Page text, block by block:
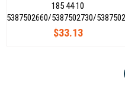
02730/53875-02A30
185 44 10
$33.13
5387502660/5387502730/